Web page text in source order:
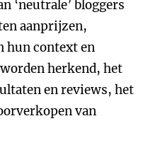
‘neutrale’ bloggers
aanprijzen,
hun context en
herkend, het
en reviews, het
van